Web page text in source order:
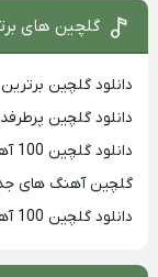
گلچین های
دانلود گلچین
دانلود گلچین
دانلود گلچین 100 آهنگ برتر دهه 90
گلچین آهنگ های جدید
دانلود گلچین 100 آهنگ معروف دهه 80